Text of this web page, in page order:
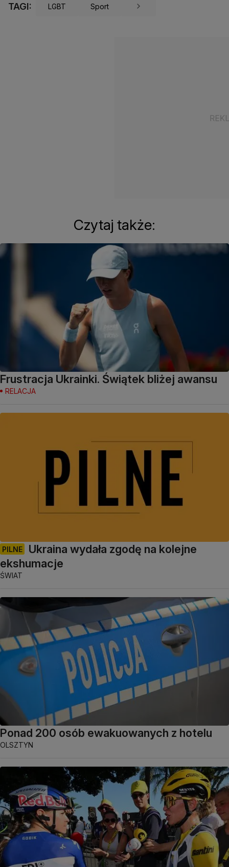
TAGI: LGBT Sport
Czytaj także:
Frustracja Ukrainki. Świątek bliżej awansu
RELACJA
PILNE
Ukraina wydała zgodę na kolejne
ekshumacje
ŚWIAT
Ponad 200 osób ewakuowanych z hotelu
OLSZTYN